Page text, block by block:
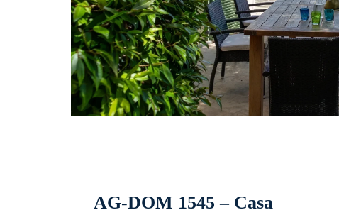
AG-DOM 1545 – Casa